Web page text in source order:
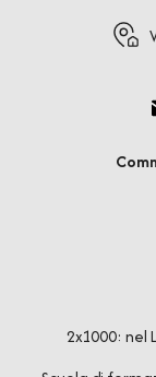
2x1000: nel